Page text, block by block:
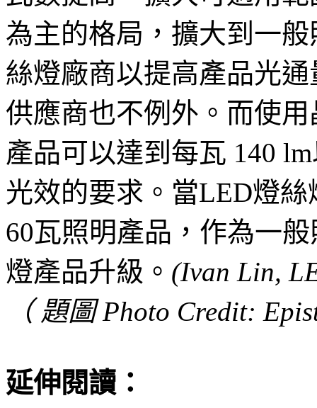
為主的格局，擴大到一
絲燈廠商以提高產品光
供應商也不例外。而使
產品可以達到每瓦 140
光效的要求。當LED燈
60瓦照明產品，作為一
燈產品升級。 (Ivan Lin,
（ 題圖 Photo Credit:
延伸閱讀：